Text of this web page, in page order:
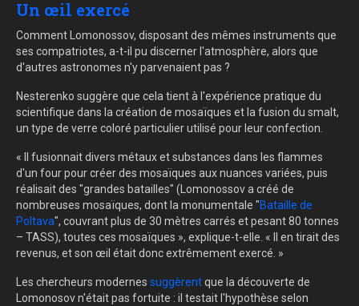
Un œil exercé
Comment Lomonossov, disposant des mêmes instruments que
ses compatriotes, a-t-il pu discerner l'atmosphère, alors que
d'autres astronomes n'y parvenaient pas ?
Nesterenko suggère que cela tient à l'expérience pratique du
scientifique dans la création de mosaïques et la fusion du smalt,
un type de verre coloré particulier utilisé pour leur confection.
« Il fusionnait divers métaux et substances dans les flammes
d'un four pour créer des mosaïques aux nuances variées, puis
réalisait des "grandes batailles" (Lomonossov a créé de
nombreuses mosaïques, dont la monumentale "Bataille de
Poltava", couvrant plus de 30 mètres carrés et pesant 80 tonnes
– TASS), toutes ces mosaïques », explique-t-elle. « Il en tirait des
revenus, et son œil était donc extrêmement exercé. »
Les chercheurs modernes suggèrentque la découverte de
Lomonosov n'était pas fortuite : il testait l'hypothèse selon